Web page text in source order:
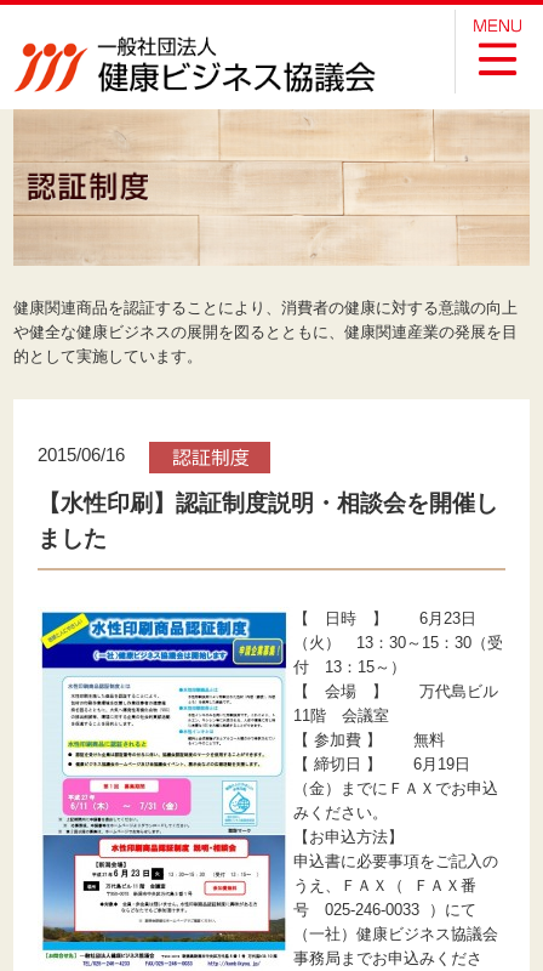
健康関連商品を認証することにより、消費者の健康に対する意識の向上
や健全な健康ビジネスの展開を図るとともに、健康関連産業の発展を目
的として実施しています。
2015/06/16
【水性印刷】認証制度説明・相談会を開催し
ました
【 日時 】 6月23日
（火） 13：30～15：30（受
付 13：15～）
【 会場 】 万代島ビル
11階 会議室
【 参加費 】 無料
【 締切日 】 6月19日
（金）までにＦＡＸでお申込
みください。
【お申込方法】
申込書に必要事項をご記入の
うえ、ＦＡＸ（ ＦＡＸ番
号 025-246-0033 ）にて
（一社）健康ビジネス協議会
事務局までお申込みくださ